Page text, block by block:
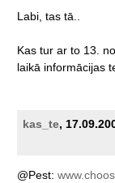
Labi, tas tā..
Kas tur ar to 13.
laikā informācijas
kas_te,
@Pest: